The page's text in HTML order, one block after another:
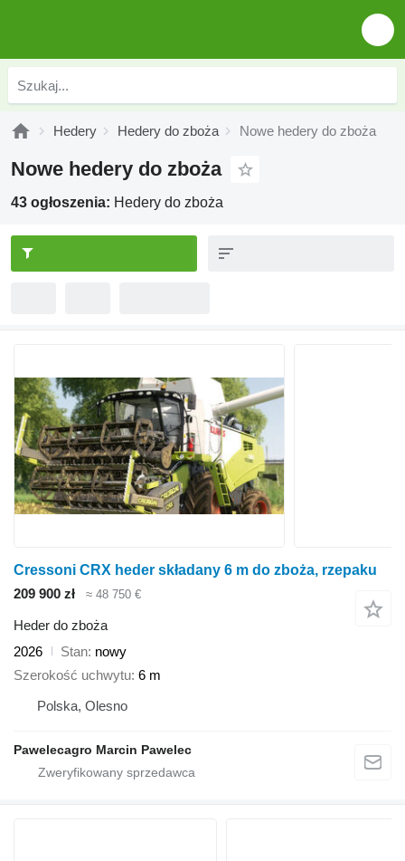
Hedery Hedery do zboża Nowe hedery do zboża
Nowe hedery do zboża
43 ogłoszenia: Hedery do zboża
Cressoni CRX heder składany 6 m do zboża, rzepaku
209 900 zł
≈ 48 750 €
Heder do zboża
2026
Stan nowy
Szerokość uchwytu 6 m
Polska, Olesno
Pawelecagro Marcin Pawelec